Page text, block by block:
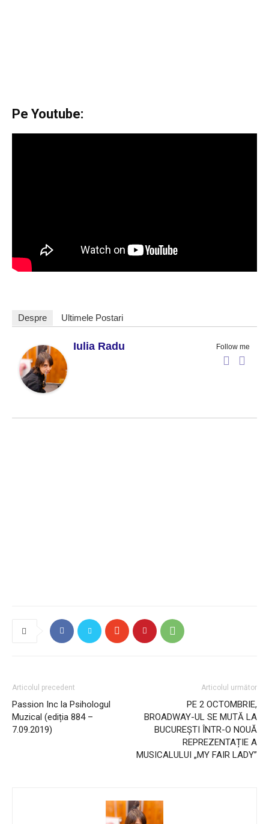
Pe Youtube:
Despre Ultimele Postari
Follow me
Iulia Radu
Articolul precedent
Passion Inc la Psihologul
Muzical (ediția 884 –
7.09.2019)
Articolul următor
PE 2 OCTOMBRIE,
BROADWAY-UL SE MUTĂ LA
BUCUREȘTI ÎNTR-O NOUĂ
REPREZENTAȚIE A
MUSICALULUI „MY FAIR LADY”